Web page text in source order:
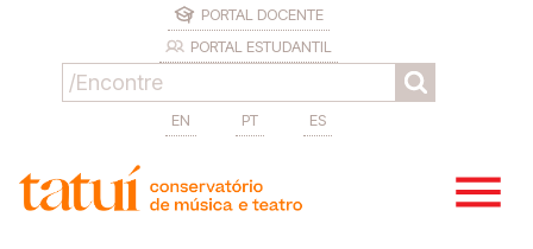
PORTAL DOCENTE
PORTAL ESTUDANTIL
EN PT ES